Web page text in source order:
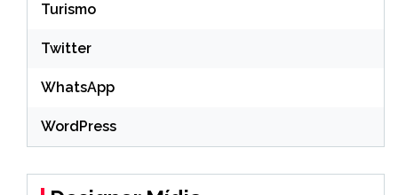
Turismo
Twitter
WhatsApp
WordPress